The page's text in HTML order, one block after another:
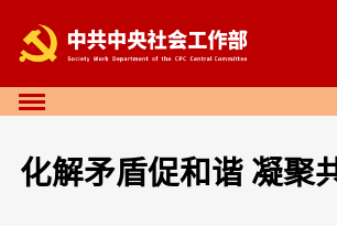
化解矛盾促和谐 凝聚